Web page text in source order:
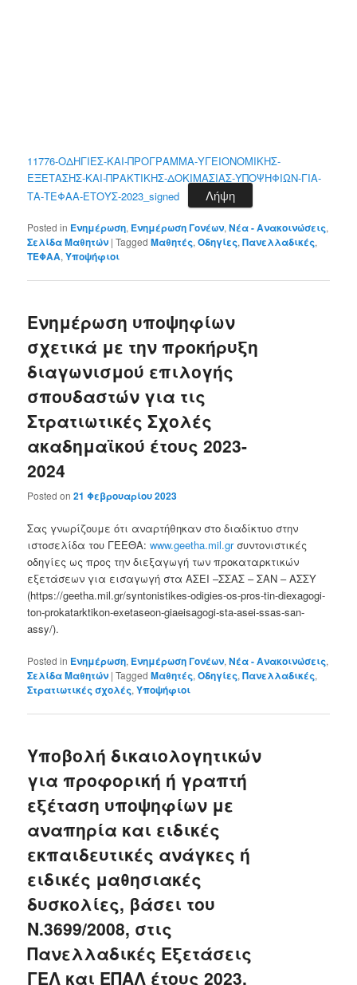
11776-ΟΔΗΓΙΕΣ-ΚΑΙ-ΠΡΟΓΡΑΜΜΑ-ΥΓΕΙΟΝΟΜΙΚΗΣ-
ΕΞΕΤΑΣΗΣ-ΚΑΙ-ΠΡΑΚΤΙΚΗΣ-ΔΟΚΙΜΑΣΙΑΣ-ΥΠΟΨΗΦΙΩΝ-ΓΙΑ-
ΤΑ-ΤΕΦΑΑ-ΕΤΟΥΣ-2023_signed
Λήψη
Posted in Ενημέρωση, Ενημέρωση Γονέων,Νέα - Ανακοινώσεις,
Σελίδα Μαθητών |Tagged Μαθητές,Οδηγίες,Πανελλαδικές,
ΤΕΦΑΑ,Υποψήφιοι
Ενημέρωση υποψηφίων
σχετικά με την προκήρυξη
διαγωνισμού επιλογής
σπουδαστών για τις
Στρατιωτικές Σχολές
ακαδημαϊκού έτους 2023-
2024
Posted on21 Φεβρουαρίου 2023
Σας γνωρίζουμε ότι αναρτήθηκαν στο διαδίκτυο στην
ιστοσελίδα του ΓΕΕΘΑ:www.geetha.mil.grσυντονιστικές
οδηγίες ως προς την διεξαγωγή των προκαταρκτικών
εξετάσεων για εισαγωγή στα ΑΣΕΙ –ΣΣΑΣ – ΣΑΝ – ΑΣΣΥ
(https://geetha.mil.gr/syntonistikes-odigies-os-pros-tin-diexagogi-
ton-prokatarktikon-exetaseon-giaeisagogi-sta-asei-ssas-san-
assy/).
Posted in Ενημέρωση, Ενημέρωση Γονέων,Νέα - Ανακοινώσεις,
Σελίδα Μαθητών |Tagged Μαθητές,Οδηγίες,Πανελλαδικές,
Στρατιωτικές σχολές,Υποψήφιοι
Υποβολή δικαιολογητικών
για προφορική ή γραπτή
εξέταση υποψηφίων με
αναπηρία και ειδικές
εκπαιδευτικές ανάγκες ή
ειδικές μαθησιακές
δυσκολίες, βάσει του
Ν.3699/2008, στις
Πανελλαδικές Εξετάσεις
ΓΕΛ και ΕΠΑΛ έτους 2023,